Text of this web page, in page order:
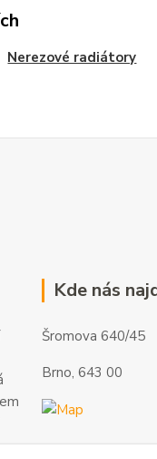
Nerezové radiátory
Kde nás
Šromova 640/45
Brno, 643 00